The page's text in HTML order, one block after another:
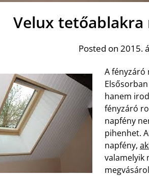
Velux tetőablakra
Posted on 2015.
A fényzáró
hanem
fényzáró
napfény
pihenhet.
napfény,
valamelyik